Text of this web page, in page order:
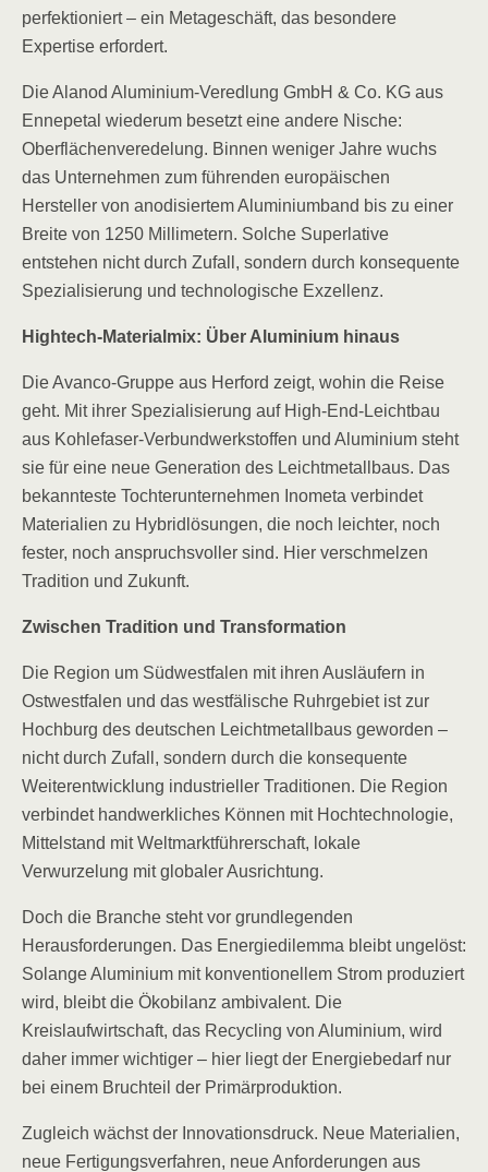
perfektioniert – ein Metageschäft, das besondere
Expertise erfordert.
Die Alanod Aluminium-Veredlung GmbH & Co. KG aus
Ennepetal wiederum besetzt eine andere Nische:
Oberflächenveredelung. Binnen weniger Jahre wuchs
das Unternehmen zum führenden europäischen
Hersteller von anodisiertem Aluminiumband bis zu einer
Breite von 1250 Millimetern. Solche Superlative
entstehen nicht durch Zufall, sondern durch konsequente
Spezialisierung und technologische Exzellenz.
Hightech-Materialmix: Über Aluminium hinaus
Die Avanco-Gruppe aus Herford zeigt, wohin die Reise
geht. Mit ihrer Spezialisierung auf High-End-Leichtbau
aus Kohlefaser-Verbundwerkstoffen und Aluminium steht
sie für eine neue Generation des Leichtmetallbaus. Das
bekannteste Tochterunternehmen Inometa verbindet
Materialien zu Hybridlösungen, die noch leichter, noch
fester, noch anspruchsvoller sind. Hier verschmelzen
Tradition und Zukunft.
Zwischen Tradition und Transformation
Die Region um Südwestfalen mit ihren Ausläufern in
Ostwestfalen und das westfälische Ruhrgebiet ist zur
Hochburg des deutschen Leichtmetallbaus geworden –
nicht durch Zufall, sondern durch die konsequente
Weiterentwicklung industrieller Traditionen. Die Region
verbindet handwerkliches Können mit Hochtechnologie,
Mittelstand mit Weltmarktführerschaft, lokale
Verwurzelung mit globaler Ausrichtung.
Doch die Branche steht vor grundlegenden
Herausforderungen. Das Energiedilemma bleibt ungelöst:
Solange Aluminium mit konventionellem Strom produziert
wird, bleibt die Ökobilanz ambivalent. Die
Kreislaufwirtschaft, das Recycling von Aluminium, wird
daher immer wichtiger – hier liegt der Energiebedarf nur
bei einem Bruchteil der Primärproduktion.
Zugleich wächst der Innovationsdruck. Neue Materialien,
neue Fertigungsverfahren, neue Anforderungen aus